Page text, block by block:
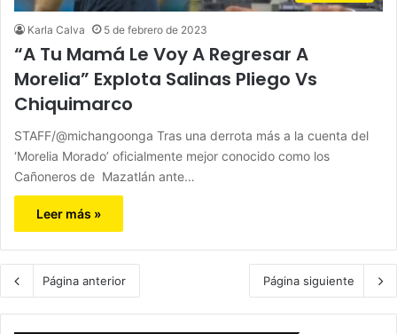
Karla Calva 5 de febrero de 2023
“A Tu Mamá Le Voy A Regresar A
Morelia” Explota Salinas Pliego Vs
Chiquimarco
STAFF/@michangoonga Tras una derrota más a la cuenta del
‘Morelia Morado’ oficialmente mejor conocido como los
Cañoneros de Mazatlán ante…
Leer más »
Página anterior Página siguiente